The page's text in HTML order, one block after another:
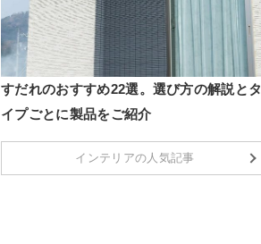
すだれのおすすめ22選。選び方の解説とタ
イプごとに製品をご紹介
インテリアの人気記事